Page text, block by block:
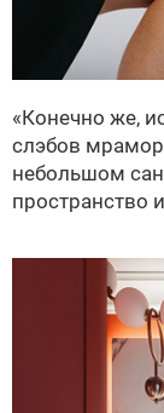
«Конечно же,
слэбов
небольшом
пространство